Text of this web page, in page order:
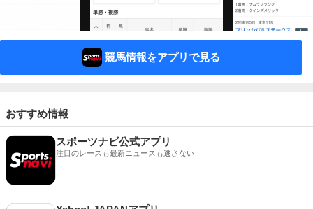
競馬情報をアプリで見る
おすすめ情報
スポーツナビ公式アプリ
注目のレースも最新ニュースも逃さない